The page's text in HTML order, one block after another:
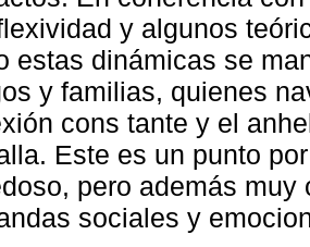
y algunos
estas dinámicas se
y familias, quienes
cons tante y el
Este es un punto
pero además
sociales y